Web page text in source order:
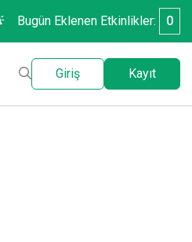
Bugün Eklenen Etkinlikler: 0
Giriş Kayıt